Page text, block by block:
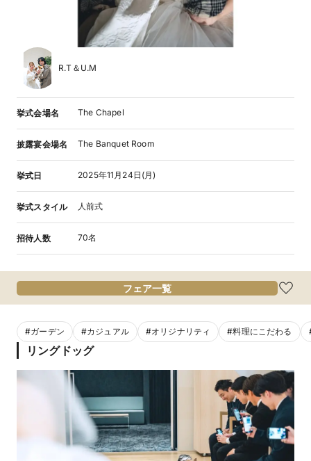
R.T＆U.M
挙式会場名 The Chapel
披露宴会場名 The Banquet Room
挙式日 2025年11月24日(月)
挙式スタイル 人前式
招待人数 70名
フェア一覧
#ガーデン #カジュアル #オリジナリティ #料理にこだわる
リングドッグ